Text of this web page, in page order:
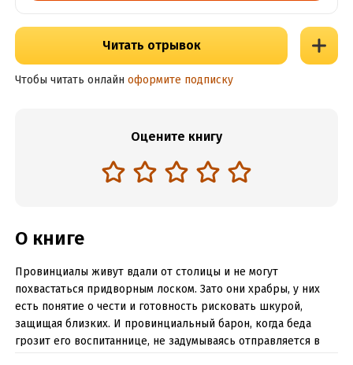
Читать отрывок
Чтобы читать онлайн оформите подписку
Оцените книгу
О книге
Провинциалы живут вдали от столицы и не могут
похвастаться придворным лоском. Зато они храбры, у них
есть понятие о чести и готовность рисковать шкурой,
защищая близких. И провинциальный барон, когда беда
грозит его воспитаннице, не задумываясь отправляется в